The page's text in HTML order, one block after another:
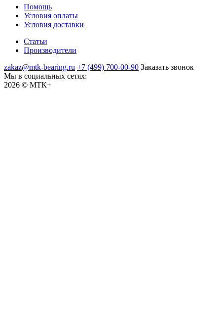
Помощь
Условия оплаты
Условия доставки
Статьи
Производители
zakaz@mtk-bearing.ru +7 (499) 700-00-90 Заказать звонок
Мы в социальных сетях:
2026 © МТК+